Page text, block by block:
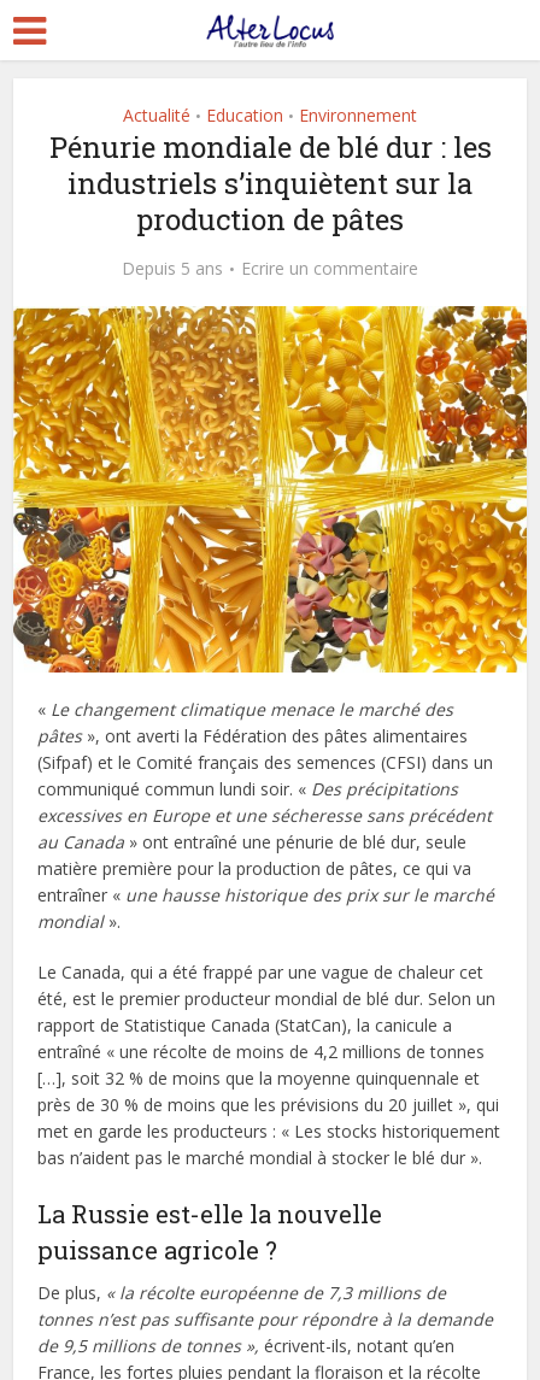
Actualité • Education • Environnement
Pénurie mondiale de blé dur : les
industriels s’inquiètent sur la
production de pâtes
Depuis 5 ans Ecrire un commentaire
« Le changement climatique menace le marché des
pâtes», ont averti la Fédération des pâtes alimentaires
(Sifpaf) et le Comité français des semences (CFSI) dans un
communiqué commun lundi soir. « Des précipitations
excessives en Europe et une sécheresse sans précédent
au Canada » ont entraîné une pénurie de blé dur, seule
matière première pour la production de pâtes, ce qui va
entraîner « une hausse historique des prix sur le marché
mondial».
Le Canada, qui a été frappé par une vague de chaleur cet
été, est le premier producteur mondial de blé dur. Selon un
rapport de Statistique Canada (StatCan), la canicule a
entraîné « une récolte de moins de 4,2 millions de tonnes
[…], soit 32 % de moins que la moyenne quinquennale et
près de 30 % de moins que les prévisions du 20 juillet », qui
met en garde les producteurs : « Les stocks historiquement
bas n’aident pas le marché mondial à stocker le blé dur ».
La Russie est-elle la nouvelle
puissance agricole ?
De plus, « la récolte européenne de 7,3 millions de
tonnes n’est pas suffisante pour répondre à la demande
de 9,5 millions de tonnes », écrivent-ils, notant qu’en
France, les fortes pluies pendant la floraison et la récolte